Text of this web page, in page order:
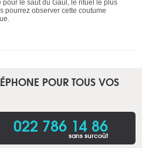
le saut du Gaul, le rituel le plus
pourrez observer cette coutume
POUR TOUS VOS
022 786 14 86
sans surcoût